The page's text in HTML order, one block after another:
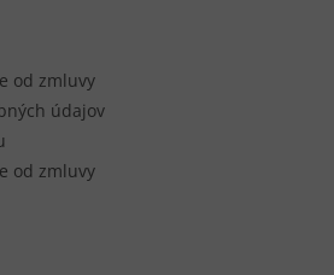
od zmluvy
údajov
od zmluvy